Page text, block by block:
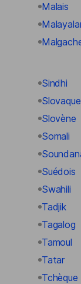
Malais
Sindhi
Slovaque
Slovène
Somali
Suédois
Swahili
Tadjik
Tagalog
Tamoul
Tatar
Tchèque